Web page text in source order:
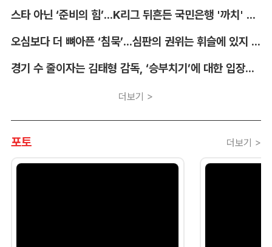
스타 아닌 ‘준비의 힘’...K리그 뒤흔든 국민은행 '까치' 사단 [이영규의 비욘더매치]
오심보다 더 뼈아픈 ‘침묵’...심판의 권위는 휘슬에 있지 않다 [박순규의 창]
경기 수 줄이자는 김태형 감독, ‘승부치기’에 대한 입장부터 밝혀야 [김대호의 야구생각]
더보기 >
포토 더보기 >